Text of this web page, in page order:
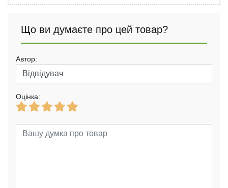
Що ви думаєте про цей товар?
Автор:
Оцінка: